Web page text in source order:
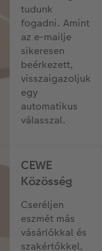
tudunk
fogadni. Amint
az e-mailje
sikeresen
beérkezett,
visszaigazoljuk
egy
automatikus
válasszal.
CEWE
Közösség
Cseréljen
eszmét más
vásárlókkal és
szakértőkkel,